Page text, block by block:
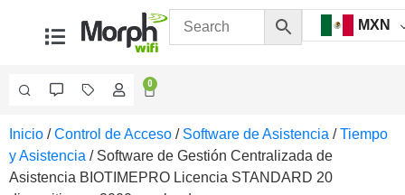
MXN
0
Videovigilancia
Accesorios
Generales
Inicio /Control de Acceso / Software de Asistencia /Tiempo
y Asistencia / Software de Gestión Centralizada de
Asistencia BIOTIMEPRO Licencia STANDARD 20